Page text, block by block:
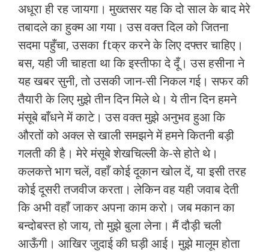
अधूरा ही रह जायगा। मुख्तसर यह कि दो साल के बाद मेरे
तबादले का हुक्म आ गया। उस वक्त दिल को जितना
सदमा पहुँचा, उसका ftक्र करने के लिए दफ्तर चाहिए।
बस, यही जी चाहता था कि इस्तीफा दे दूँ। उस हसीना ने
यह खबर सुनी, तो उसकी जान-सी निकल गई। सफर की
तैयारी के लिए मुझे तीन दिन मिले थे। ये तीन दिन हमने
मंसूबे बाँधने में काटे। उस वक्त मुझे अनुभव हुआ कि
औरतों को अक्ल से खाली समझने में हमने कितनी बड़ी
गलती की है। मेरे मंसूबे शेखचिल्ली के-से होते थे।
कलकत्ते भाग चलें, वहाँ कोई दूकान खोल दें, या इसी तरह
कोई दूसरी तजवीज करता। लेकिन वह यही जवाब देती
कि अभी वहाँ जाकर अपना काम करो। जब मकान का
बन्दोबस्त हो जाय, तो मुझे बुला लेना। मैं दौड़ी चली
आऊँगी। आखिर जुदाई की घड़ी आई। मुझे मालूम होता